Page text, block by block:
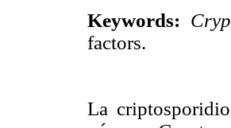
Keywords:
factors.
La